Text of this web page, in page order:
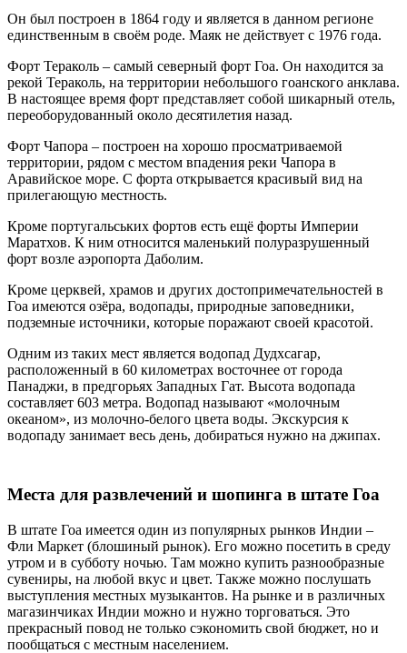
Он был построен в 1864 году и является в данном регионе
единственным в своём роде. Маяк не действует с 1976 года.
Форт Тераколь – самый северный форт Гоа. Он находится за
рекой Тераколь, на территории небольшого гоанского анклава.
В настоящее время форт представляет собой шикарный отель,
переоборудованный около десятилетия назад.
Форт Чапора – построен на хорошо просматриваемой
территории, рядом с местом впадения реки Чапора в
Аравийское море. С форта открывается красивый вид на
прилегающую местность.
Кроме португальських фортов есть ещё форты Империи
Маратхов. К ним относится маленький полуразрушенный
форт возле аэропорта Даболим.
Кроме церквей, храмов и других достопримечательностей в
Гоа имеются озёра, водопады, природные заповедники,
подземные источники, которые поражают своей красотой.
Одним из таких мест является водопад Дудхсагар,
расположенный в 60 километрах восточнее от города
Панаджи, в предгорьях Западных Гат. Высота водопада
составляет 603 метра. Водопад называют «молочным
океаном», из молочно-белого цвета воды. Экскурсия к
водопаду занимает весь день, добираться нужно на джипах.
Места для развлечений и шопинга в штате Гоа
В штате Гоа имеется один из популярных рынков Индии –
Фли Маркет (блошиный рынок). Его можно посетить в среду
утром и в субботу ночью. Там можно купить разнообразные
сувениры, на любой вкус и цвет. Также можно послушать
выступления местных музыкантов. На рынке и в различных
магазинчиках Индии можно и нужно торговаться. Это
прекрасный повод не только сэкономить свой бюджет, но и
пообщаться с местным населением.